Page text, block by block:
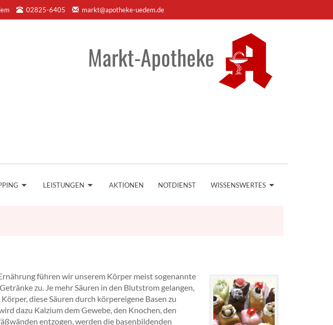
02825-6405 markt@apotheke-uedem.de
Markt-Apotheke
LEISTUNGEN AKTIONEN NOTDIENST WISSENSWERTES
führen wir unserem Körper meist sogenannte
zu. Je mehr Säuren in den Blutstrom gelangen,
diese Säuren durch körpereigene Basen zu
dazu Kalzium dem Gewebe, den Knochen, den
entzogen, werden die basenbildenden